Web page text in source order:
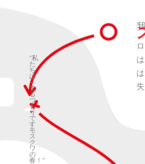
"私
た
ち
は
～
す
る
つ
も
り
で
す
モ
ス
ク
ワ
の
春！"